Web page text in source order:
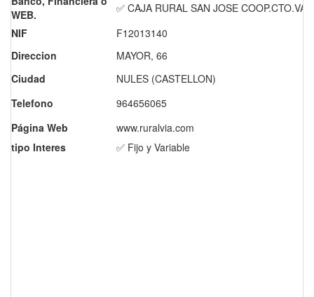
WEB.
✅ CAJA RURAL SAN JOSE
NIF
F12013140
Direccion
MAYOR, 66
Ciudad
NULES (CASTELLON)
Telefono
964656065
Página Web
www.ruralvia.com
tipo Interes
✅ Fijo y Variable